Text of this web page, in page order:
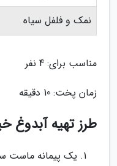
نمک و فلفل سیاه
مناسب برای: 4 نفر
زمان پخت: 10 دقیقه
طرز تهیه آبدوغ
یک پیمانه ماست